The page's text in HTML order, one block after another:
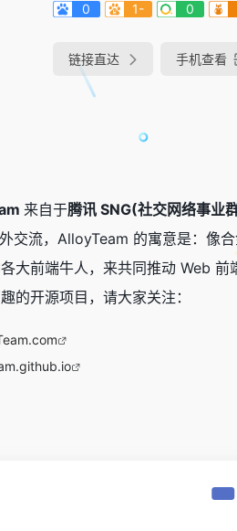
0
1- 0
链接直达 手机查看
来自于腾讯 SNG(社交网络事业
交流，AlloyTeam 的寓意是：像
大前端牛人，来共同推动 Web
的开源项目，请大家关注：